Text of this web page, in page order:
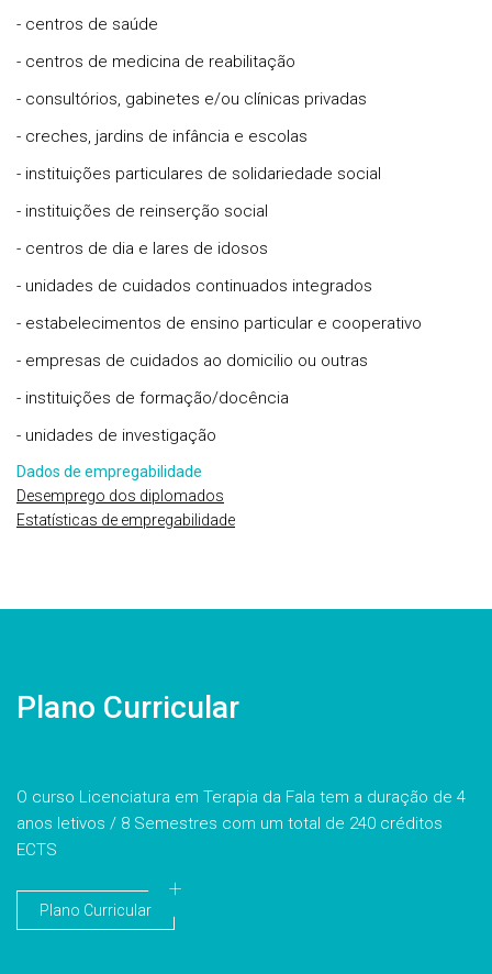
- centros de saúde
- centros de medicina de reabilitação
- consultórios, gabinetes e/ou clínicas privadas
- creches, jardins de infância e escolas
- instituições particulares de solidariedade social
- instituições de reinserção social
- centros de dia e lares de idosos
- unidades de cuidados continuados integrados
- estabelecimentos de ensino particular e cooperativo
- empresas de cuidados ao domicilio ou outras
- instituições de formação/docência
- unidades de investigação
Dados de empregabilidade
Desemprego dos diplomados
Estatísticas de empregabilidade
Plano Curricular
O curso Licenciatura em Terapia da Fala tem a duração de 4
anos letivos / 8 Semestres com um total de 240 créditos
ECTS
Plano Curricular